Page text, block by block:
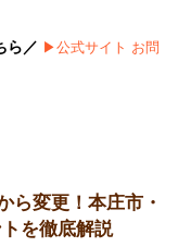
ら／ ▶︎公式サイト お問
ら変更！本庄市・
を徹底解説